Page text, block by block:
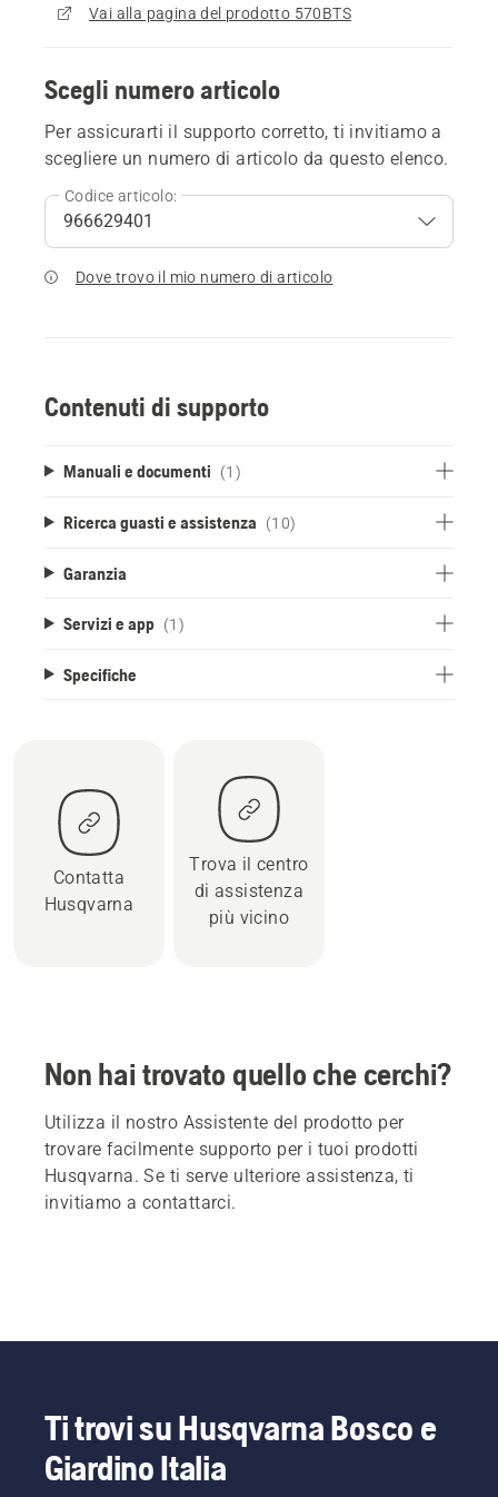
Vai alla pagina del prodotto 570BTS
Scegli numero articolo
Per assicurarti il supporto corretto, ti invitiamo a
scegliere un numero di articolo da questo elenco.
Codice articolo:
Dove trovo il mio numero di articolo
Contenuti di supporto
Manuali e documenti (1)
Ricerca guasti e assistenza (10)
Garanzia
Servizi e app (1)
Specifiche
Contatta
Husqvarna
Trova il centro
di assistenza
più vicino
Non hai trovato quello che cerchi?
Utilizza il nostro Assistente del prodotto per
trovare facilmente supporto per i tuoi prodotti
Husqvarna. Se ti serve ulteriore assistenza, ti
invitiamo a contattarci.
Ti trovi su Husqvarna Bosco e
Giardino Italia